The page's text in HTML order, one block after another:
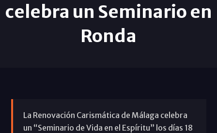
celebra un Seminario en
Ronda
La Renovación Carismática de Málaga celebra
un “Seminario de Vida en el Espíritu” los días 18